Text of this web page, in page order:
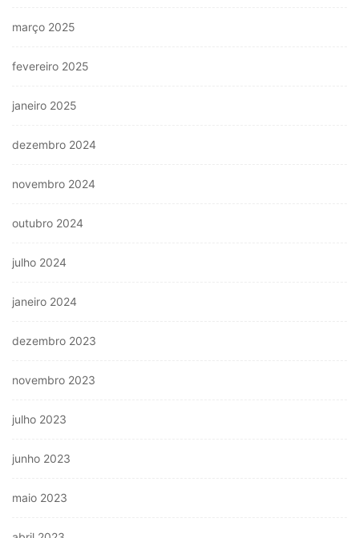
março 2025
fevereiro 2025
janeiro 2025
dezembro 2024
novembro 2024
outubro 2024
julho 2024
janeiro 2024
dezembro 2023
novembro 2023
julho 2023
junho 2023
maio 2023